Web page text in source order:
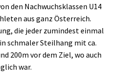
den Nachwuchsklassen U14
aus ganz Österreich.
die jeder zumindest einmal
schmaler Steilhang mit ca.
200m vor dem Ziel, wo auch
war.